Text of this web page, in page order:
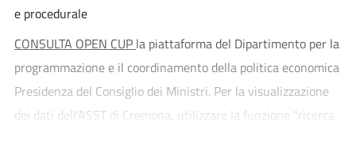
e procedurale
CONSULTA OPEN CUP la piattaforma del Dipartimento per la
programmazione e il coordinamento della politica economica
Presidenza del Consiglio dei Ministri. Per la visualizzazione
dei dati dell'ASST di Cremona, utilizzare la funzione "ricerca